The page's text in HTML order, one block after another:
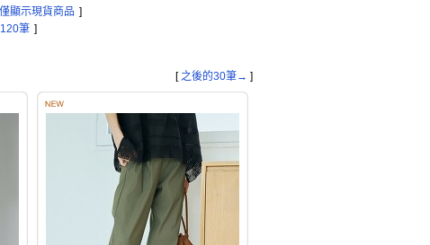
僅顯示現貨商品 ]
120筆 ]
[ 之後的30筆→ ]